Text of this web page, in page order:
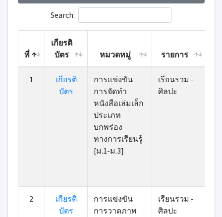
Search:
ที่
เกียรติ
บัตร
หมวดหมู่ รายการ
เกียรติ
บัตร
หมวดหมู่ รายการ
1
เกียรติ
บัตร
การแข่งขัน
การจัดทำ
หนังสือเล่มเล็ก
ประเภท
บกพร่อง
ทางการเรียนรู้
[ม.1-ม.3]
เรียนรวม -
ศิลปะ
2
เกียรติ
บัตร
การแข่งขัน
การวาดภาพ
เรียนรวม -
ศิลปะ